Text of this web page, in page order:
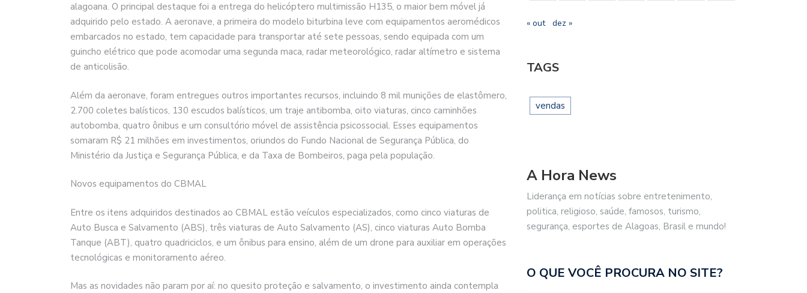
alagoana. O principal destaque foi a entrega do helicóptero multimissão H135, o maior bem móvel já
adquirido pelo estado. A aeronave, a primeira do modelo biturbina leve com equipamentos aeromédicos
embarcados no estado, tem capacidade para transportar até sete pessoas, sendo equipada com um
guincho elétrico que pode acomodar uma segunda maca, radar meteorológico, radar altímetro e sistema
de anticolisão.
Além da aeronave, foram entregues outros importantes recursos, incluindo 8 mil munições de elastômero,
2.700 coletes balísticos, 130 escudos balísticos, um traje antibomba, oito viaturas, cinco caminhões
autobomba, quatro ônibus e um consultório móvel de assistência psicossocial. Esses equipamentos
somaram R$ 21 milhões em investimentos, oriundos do Fundo Nacional de Segurança Pública, do
Ministério da Justiça e Segurança Pública, e da Taxa de Bombeiros, paga pela população.
Novos equipamentos do CBMAL
Entre os itens adquiridos destinados ao CBMAL estão veículos especializados, como cinco viaturas de
Auto Busca e Salvamento (ABS), três viaturas de Auto Salvamento (AS), cinco viaturas Auto Bomba
Tanque (ABT), quatro quadriciclos, e um ônibus para ensino, além de um drone para auxiliar em operações
tecnológicas e monitoramento aéreo.
Mas as novidades não param por aí: no quesito proteção e salvamento, o investimento ainda contempla
« out dez »
TAGS
vendas
A Hora News
Liderança em notícias sobre entretenimento,
politica, religioso, saúde, famosos, turismo,
segurança, esportes de Alagoas, Brasil e mundo!
O QUE VOCÊ PROCURA NO SITE?